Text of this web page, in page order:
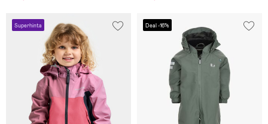
Superhinta Deal -16%